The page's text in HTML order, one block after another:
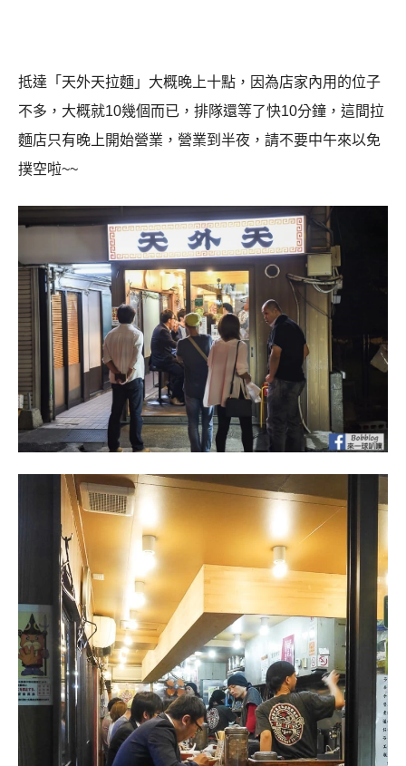
抵達「天外天拉麵」大概晚上十點，因為店家內用的位子
不多，大概就10幾個而已，排隊還等了快10分鐘，這間拉
麵店只有晚上開始營業，營業到半夜，請不要中午來以免
撲空啦~~